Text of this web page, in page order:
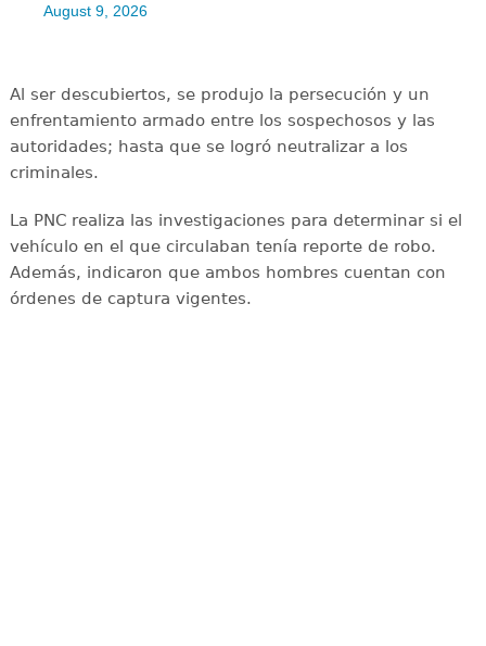
August 9, 2026
Al ser descubiertos, se produjo la persecución y un
enfrentamiento armado entre los sospechosos y las
autoridades; hasta que se logró neutralizar a los
criminales.
La PNC realiza las investigaciones para determinar si el
vehículo en el que circulaban tenía reporte de robo.
Además, indicaron que ambos hombres cuentan con
órdenes de captura vigentes.